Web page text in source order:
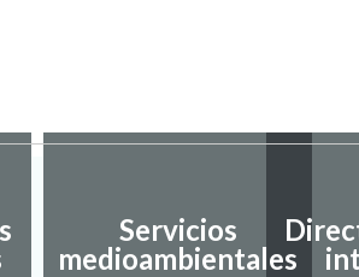
Servicios
medioambientales